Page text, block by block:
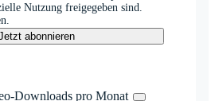
Nutzung freigegeben sind.
abonnieren
Downloads pro Monat